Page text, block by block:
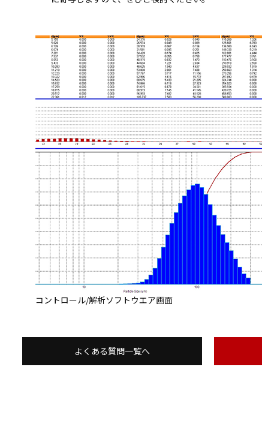
コントロール/解析ソフトウエア画面
よくある質問一覧へ